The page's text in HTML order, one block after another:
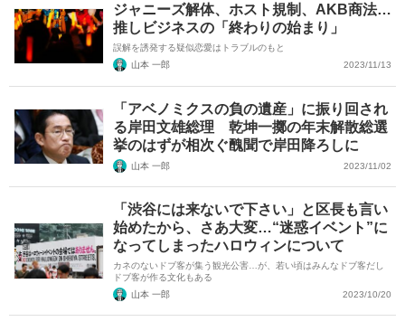
ジャニーズ解体、ホスト規制、AKB商法…
推しビジネスの「終わりの始まり」
誤解を誘発する疑似恋愛はトラブルのもと
山本 一郎
2023/11/13
「アベノミクスの負の遺産」に振り回され
る岸田文雄総理 乾坤一擲の年末解散総選
挙のはずが相次ぐ醜聞で岸田降ろしに
山本 一郎 2023/11/02
「渋谷には来ないで下さい」と区長も言い
始めたから、さあ大変…“迷惑イベント”に
なってしまったハロウィンについて
カネのないドブ客が集う観光公害…が、若い頃はみんなドブ客だし
ドブ客が作る文化もある
山本 一郎
2023/10/20